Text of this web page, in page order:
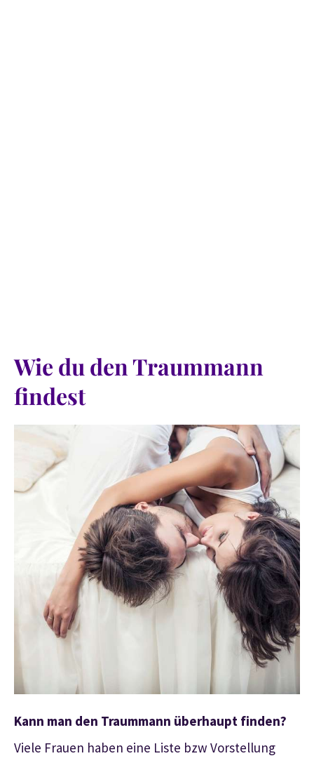
Wie du den Traummann
findest
Kann man den Traummann überhaupt finden?
Viele Frauen haben eine Liste bzw Vorstellung